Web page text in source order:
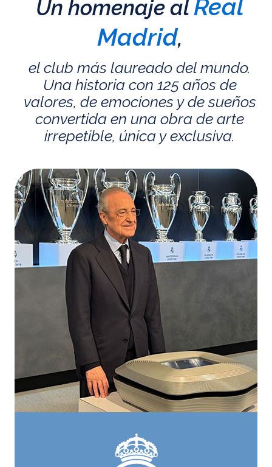
Un homenaje alReal
Madrid,
el club más laureado del mundo.
Una historia con 125 años de
valores, de emociones y de sueños
convertida en una obra de arte
irrepetible, única y exclusiva.